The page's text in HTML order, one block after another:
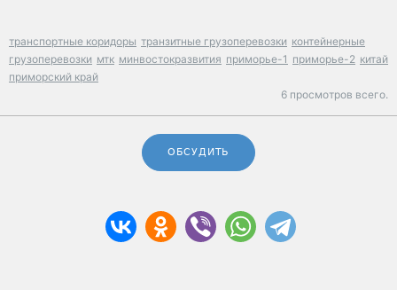
транспортные коридоры транзитные грузоперевозки контейнерные
грузоперевозки мтк минвостокразвития приморье-1 приморье-2 китай
приморский край
6 просмотров всего.
ОБСУДИТЬ